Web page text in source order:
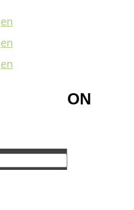
– DON